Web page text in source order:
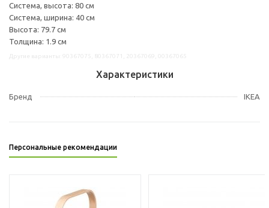
Система, высота: 80 см
Система, ширина: 40 см
Высота: 79.7 см
Толщина: 1.9 см
Характеристики
Бренд IKEA
Персональные рекомендации